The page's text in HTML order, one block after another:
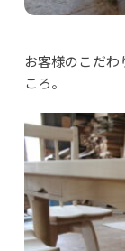
お客様のこだわ
ころ。